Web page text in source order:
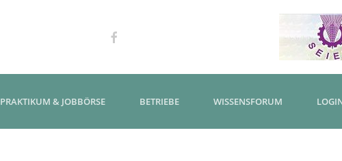
PRAKTIKUM & JOBBÖRSE BETRIEBE WISSENSFORUM